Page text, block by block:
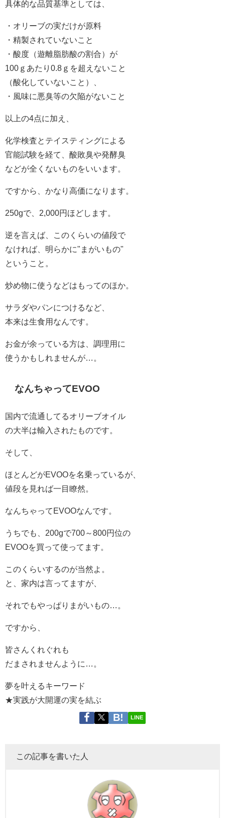
具体的な品質基準としては、
・オリーブの実だけが原料
・精製されていないこと
・酸度（遊離脂肪酸の割合）が
100ｇあたり0.8ｇを超えないこと
（酸化していないこと）、
・風味に悪臭等の欠陥がないこと
以上の4点に加え、
化学検査とテイスティングによる
官能試験を経て、酸敗臭や発酵臭
などが全くないものをいいます。
ですから、かなり高価になります。
250gで、2,000円ほどします。
逆を言えば、このくらいの値段で
なければ、明らかに"まがいもの"
ということ。
炒め物に使うなどはもってのほか。
サラダやパンにつけるなど、
本来は生食用なんです。
お金が余っている方は、調理用に
使うかもしれませんが…。
なんちゃってEVOO
国内で流通してるオリーブオイル
の大半は輸入されたものです。
そして、
ほとんどがEVOOを名乗っているが、
値段を見れば一目瞭然。
なんちゃってEVOOなんです。
うちでも、200gで700～800円位の
EVOOを買って使ってます。
このくらいするのが当然よ。
と、家内は言ってますが、
それでもやっぱりまがいもの…。
ですから、
皆さんくれぐれも
だまされませんように…。
夢を叶えるキーワード
★実践が大開運の実を結ぶ
LINE
この記事を書いた人